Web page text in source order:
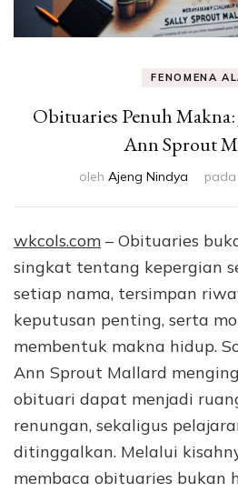
FENOMENA
Obituaries Penuh
Ann Sprout
oleh Ajeng Nindya pada
wkcols.com – Obituaries
singkat tentang kepergian
setiap nama, tersimpan
keputusan penting, serta
membentuk makna hidup.
Ann Sprout Mallard
obituari dapat menjadi
renungan, sekaligus
ditinggalkan. Melalui
membaca obituaries bukan